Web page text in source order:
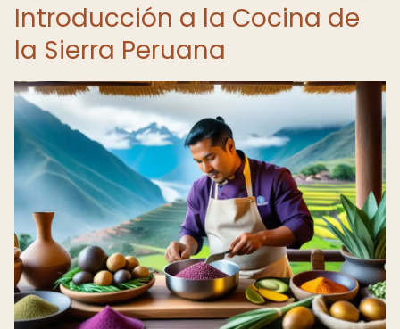
Introducción a la Cocina de
la Sierra Peruana